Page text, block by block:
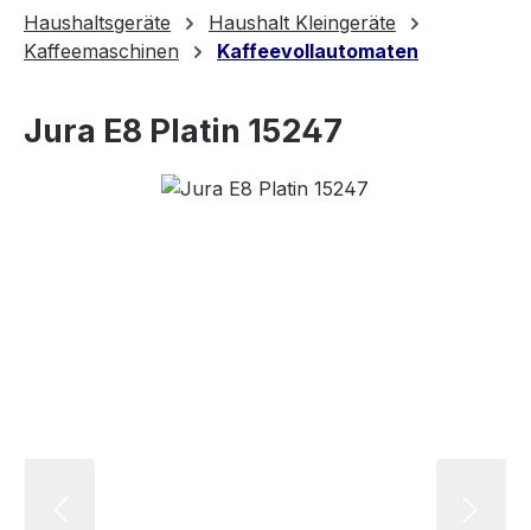
Haushaltsgeräte
Haushalt Kleingeräte
Kaffeemaschinen
Kaffeevollautomaten
Jura E8 Platin 15247
Bildergalerie überspringen